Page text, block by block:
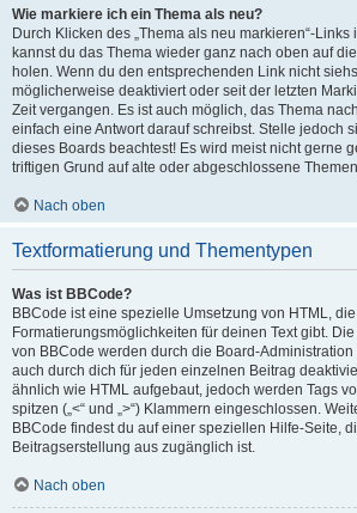
Wie markiere ich ein Thema als neu?
Durch Klicken des „Thema als neu markieren“-
kannst du das Thema wieder ganz nach oben auf
holen. Wenn du den entsprechenden Link nicht
möglicherweise deaktiviert oder seit der letzten
Zeit vergangen. Es ist auch möglich, das Thema
einfach eine Antwort darauf schreibst. Stelle jedoch
dieses Boards beachtest! Es wird meist nicht gerne
triftigen Grund auf alte oder abgeschlossene
Nach oben
Textformatierung und Thementypen
Was ist BBCode?
BBCode ist eine spezielle Umsetzung von HTML,
Formatierungsmöglichkeiten für deinen Text gibt.
von BBCode werden durch die Board-
auch durch dich für jeden einzelnen Beitrag
ähnlich wie HTML aufgebaut, jedoch werden Tags
spitzen („<“ und „>“) Klammern eingeschlossen.
BBCode findest du auf einer speziellen Hilfe-Seite,
Beitragserstellung aus zugänglich ist.
Nach oben